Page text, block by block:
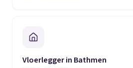
Vloerlegger in Bathmen